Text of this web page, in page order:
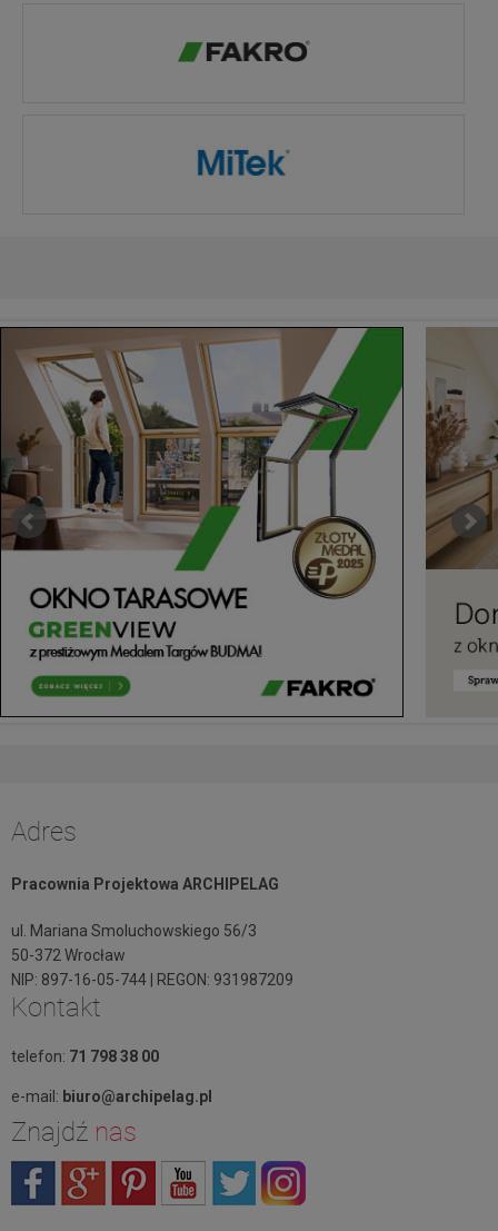
Adres
Pracownia Projektowa ARCHIPELAG
ul. Mariana Smoluchowskiego 56/3
50-372 Wrocław
NIP: 897-16-05-744 | REGON: 931987209
Kontakt
telefon: 71 798 38 00
e-mail: biuro@archipelag.pl
Znajdź nas